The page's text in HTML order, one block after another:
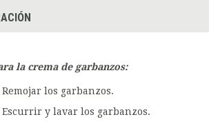
la crema de garbanzos:
Remojar los garbanzos.
Escurrir y lavar los garbanzos.